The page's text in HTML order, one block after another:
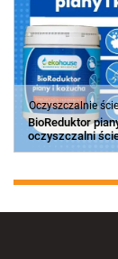
Oczyszczalnie
BioReduktor
oczyszczalni